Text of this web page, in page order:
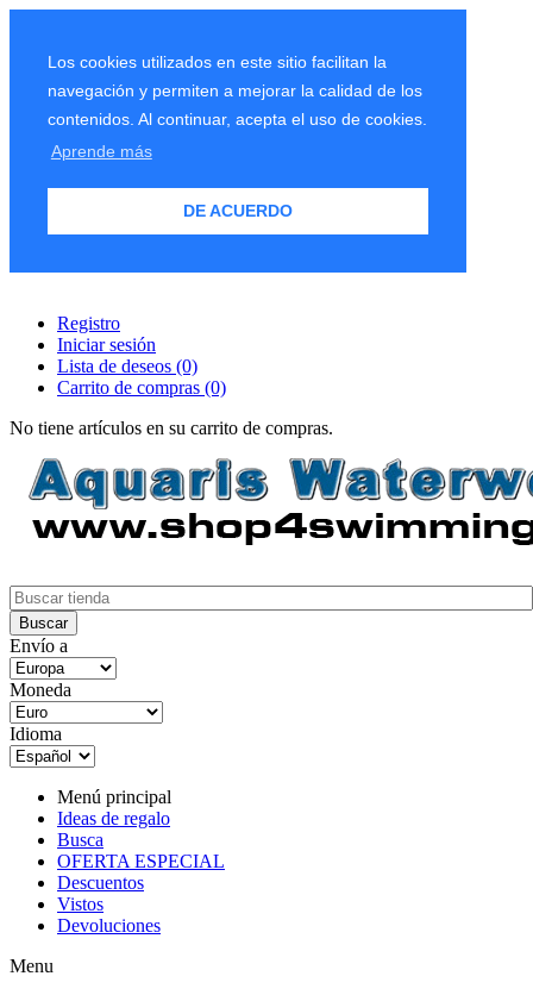
Los cookies utilizados en este sitio facilitan la
navegación y permiten a mejorar la calidad de los
contenidos. Al continuar, acepta el uso de cookies.
Aprende más
DE ACUERDO
Registro
Iniciar sesión
Lista de deseos (0)
Carrito de compras (0)
No tiene artículos en su carrito de compras.
Envío a
Moneda
Idioma
Menú principal
Ideas de regalo
Busca
OFERTA ESPECIAL
Descuentos
Vistos
Devoluciones
Menu